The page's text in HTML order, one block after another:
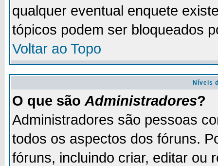
qualquer eventual enquete
tópicos podem ser bloqueados
Voltar ao Topo
Níveis
O que são Administradores?
Administradores são pessoas
todos os aspectos dos fóruns.
fóruns, incluindo criar, editar ou